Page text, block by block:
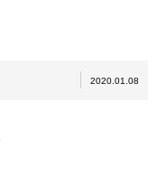
2020.01.08